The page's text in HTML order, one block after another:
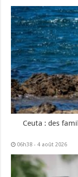
Ceuta : des
06h38 - 4 août 2026